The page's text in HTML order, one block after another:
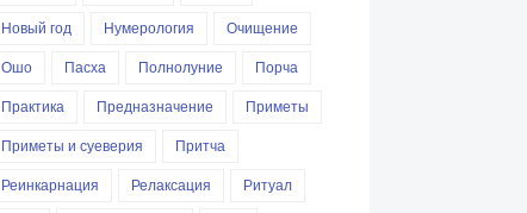
Новый год
Нумерология
Очищение
Ошо
Пасха Полнолуние
Порча
Практика
Предназначение
Приметы
Приметы и суеверия
Притча
Реинкарнация
Релаксация
Ритуал